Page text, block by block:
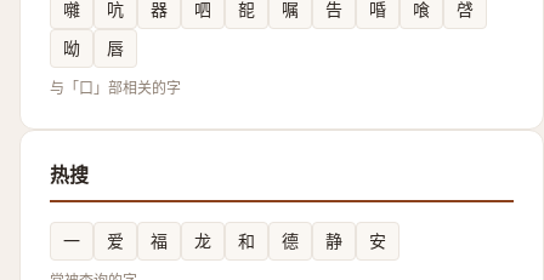
囃 吭 器 呬 㖲 嘱 告 㖧 喰
啔
呦
唇
与「口」部相关的字
热搜
一 爱 福 龙 和 德 静 安